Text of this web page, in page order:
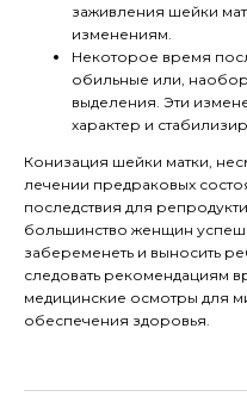
заживления шейки
изменениям.
Некоторое время
обильные или,
выделения. Эти
характер и
Конизация шейки матки,
лечении предраковых
последствия для
большинство женщин
забеременеть и выносить
следовать рекомендациям
медицинские осмотры для
обеспечения здоровья.